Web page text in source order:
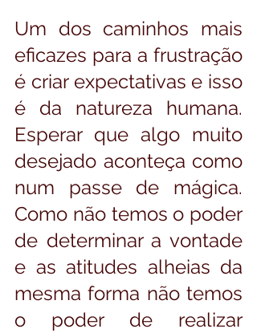
Um dos caminhos mais
eficazes para a frustração
é criar expectativas e isso
é da natureza humana.
Esperar que algo muito
desejado aconteça como
num passe de mágica.
Como não temos o poder
de determinar a vontade
e as atitudes alheias da
mesma forma não temos
o poder de realizar